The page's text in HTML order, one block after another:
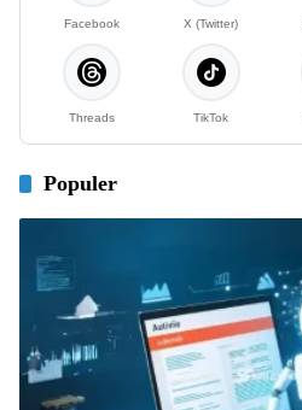
Facebook X (Twitter)
Threads TikTok
Populer